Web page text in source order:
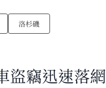
洛杉磯
盜竊迅速落網